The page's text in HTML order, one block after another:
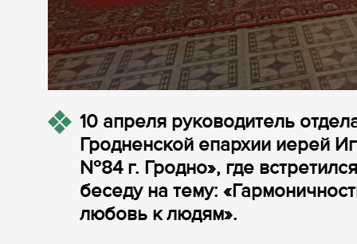
10 апреля руководитель
Гродненской епархии иерей
№84 г. Гродно», где
беседу на тему:
любовь к людям».